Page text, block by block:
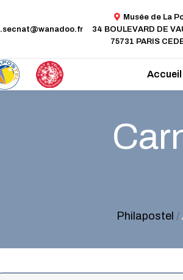
Musée de La
34 BOULEVARD DE
75731 PARIS
Accueil
Philapostel /